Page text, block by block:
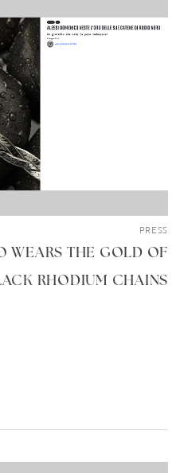
PRESS
WEARS THE GOLD OF
RHODIUM CHAINS